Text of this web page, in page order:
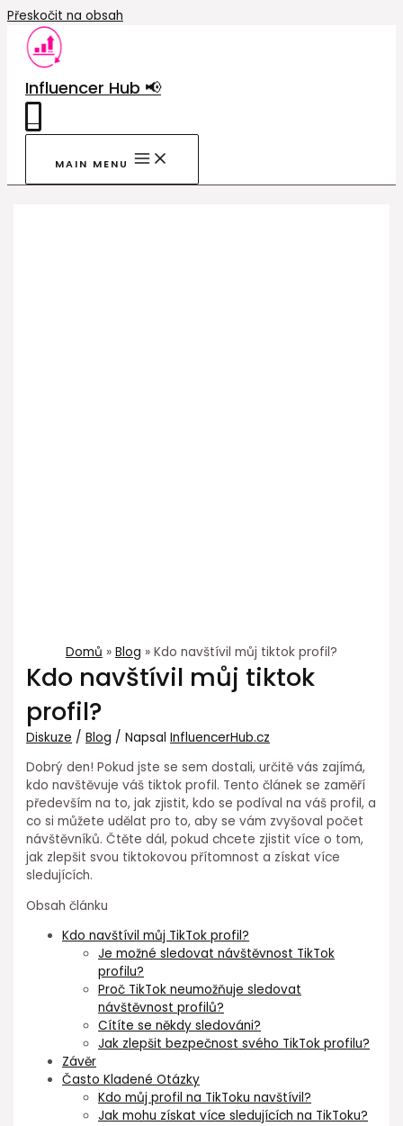
Přeskočit na obsah
Influencer Hub 📢
MAIN MENU
Domů Blog Kdo navštívil můj tiktok profil?
Kdo navštívil můj tiktok
profil?
Diskuze /Blog / NapsalInfluencerHub.cz
Dobrý den! Pokud jste se sem dostali, určitě vás zajímá,
kdo navštěvuje váš tiktok profil. Tento článek se zaměří
především na to, jak zjistit, kdo se podíval na váš profil, a
co si můžete udělat pro to, aby se vám zvyšoval počet
návštěvníků. Čtěte dál, pokud chcete zjistit více o tom,
jak zlepšit svou tiktokovou přítomnost a získat více
sledujících.
Obsah článku
Kdo navštívil můj TikTok profil?
Je možné sledovat návštěvnost TikTok
profilu?
Proč TikTok neumožňuje sledovat
návštěvnost profilů?
Cítíte se někdy sledováni?
Jak zlepšit bezpečnost svého TikTok profilu?
Závěr
Často Kladené Otázky
Kdo můj profil na TikToku navštívil?
Jak mohu získat více sledujících na TikToku?